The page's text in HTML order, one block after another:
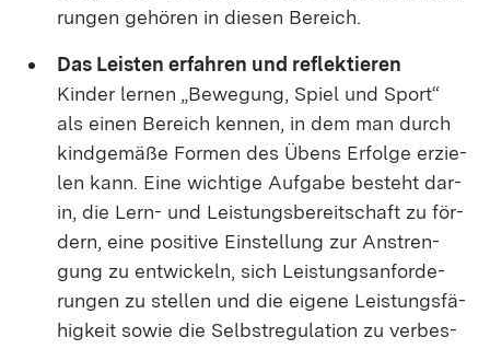
run­gen ge­hö­ren in die­sen Be­reich.
Das Leis­ten er­fah­ren und re­flek­tie­ren
Kin­der ler­nen „Be­we­gung, Spiel und Sport“
als ei­nen Be­reich ken­nen, in dem man durch
kind­ge­mä­ße For­men des Übens Er­fol­ge er­zie­
len kann. Ei­ne wich­ti­ge Auf­ga­be be­steht dar­
in, die Lern- und Leis­tungs­be­reit­schaft zu för­
dern, ei­ne po­si­ti­ve Ein­stel­lung zur An­stren­
gung zu ent­wi­ckeln, sich Leis­tungs­an­for­de­
run­gen zu stel­len und die ei­ge­ne Leis­tungs­fä­
hig­keit so­wie die Selbst­re­gu­la­ti­on zu ver­bes­